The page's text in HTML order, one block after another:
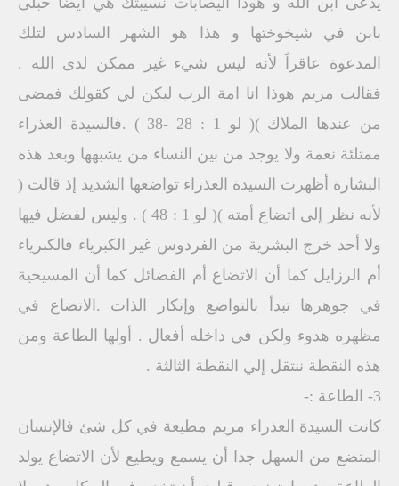
بابن في شيخوختها و هذا هو الشهر السادس لتلك
المدعوة عاقراً لأنه ليس شيء غير ممكن لدى الله .
فقالت مريم هوذا انا امة الرب ليكن لي كقولك فمضى
من عندها الملاك )( لو 1 : 28 -38 ) .فالسيدة العذراء
ممتلئة نعمة ولا يوجد من بين النساء من يشبهها وبعد هذه
البشارة أظهرت السيدة العذراء تواضعها الشديد إذ قالت (
لأنه نظر إلى اتضاع أمته )( لو 1 : 48 ) . وليس لفضل فيها
ولا أحد خرج البشرية من الفردوس غير الكبرياء فالكبرياء
أم الرزايل كما أن الاتضاع أم الفضائل كما أن المسيحية
في جوهرها تبدأ بالتواضع وإنكار الذات .الاتضاع في
مظهره هدوء ولكن في داخله أفعال . أولها الطاعة ومن
هذه النقطة ننتقل إلي النقطة الثالثة .
3- الطاعة :-
كانت السيدة العذراء مريم مطيعة في كل شئ فالإنسان
المتضع من السهل جدا أن يسمع ويطيع لأن الاتضاع يولد